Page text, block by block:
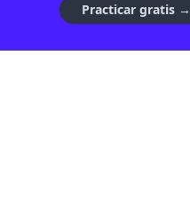
Practicar gratis →